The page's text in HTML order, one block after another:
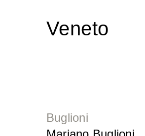
Veneto
Buglioni